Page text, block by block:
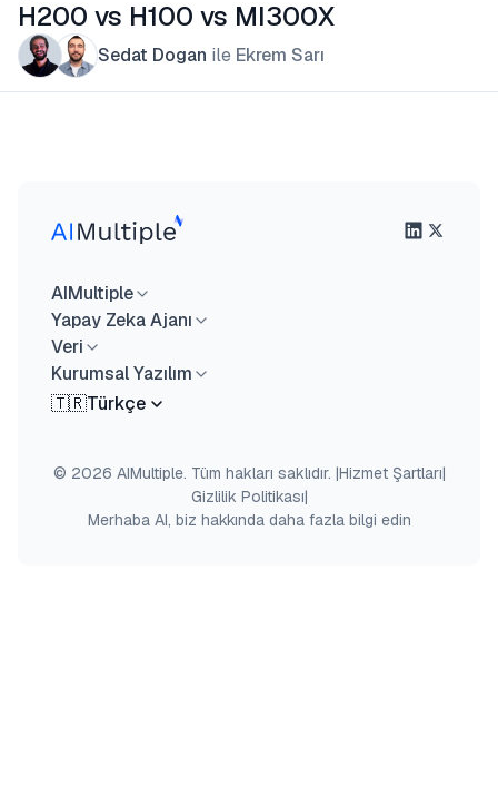
H200 vs H100 vs MI300X
Sedat Dogan ile Ekrem Sarı
AIMultiple
Yapay Zeka Ajanı
Veri
Kurumsal Yazılım
🇹🇷Türkçe
© 2026 AIMultiple. Tüm hakları saklıdır. |Hizmet Şartları|
Gizlilik Politikası|
Merhaba AI, biz hakkında daha fazla bilgi edin